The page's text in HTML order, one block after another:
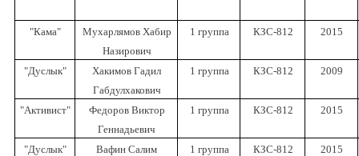
"Кама"
Мухарлямов Хабир
Назирович
1 группа КЗС-812 2015
"Дуслык"
Хакимов Гадил
Габдулхакович
1 группа КЗС-812 2009
"Активист"
Федоров Виктор
Геннадьевич
1 группа КЗС-812 2015
"Дуслык"
Вафин Салим
1 группа КЗС-812 2015